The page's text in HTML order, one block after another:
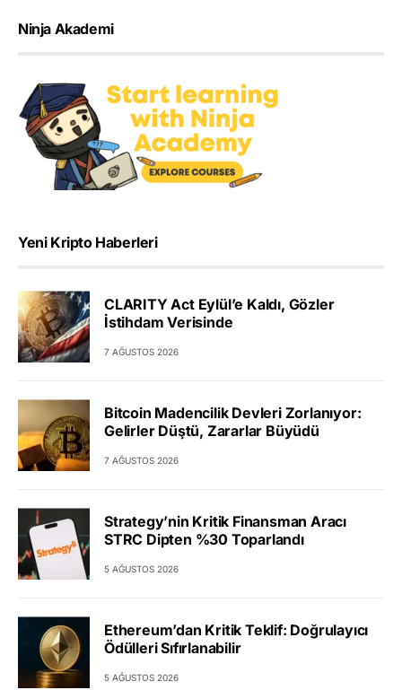
Ninja Akademi
Yeni Kripto Haberleri
CLARITY Act Eylül’e Kaldı, Gözler
İstihdam Verisinde
7 AĞUSTOS 2026
Bitcoin Madencilik Devleri Zorlanıyor:
Gelirler Düştü, Zararlar Büyüdü
7 AĞUSTOS 2026
Strategy’nin Kritik Finansman Aracı
STRC Dipten %30 Toparlandı
5 AĞUSTOS 2026
Ethereum’dan Kritik Teklif: Doğrulayıcı
Ödülleri Sıfırlanabilir
5 AĞUSTOS 2026